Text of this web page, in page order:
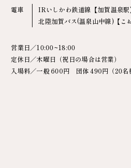
電車
IRいしかわ鉄道線【加賀温泉
北陸加賀バス(温泉山中線)【こ
営業日／10:00~18:00
定休日／木曜日（祝日の場合は営業）
入場料／一般 600円 団体 490円（20名